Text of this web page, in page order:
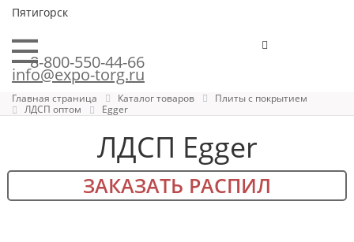
Пятигорск
8-800-550-44-66
info@expo-torg.ru
Главная страница Каталог товаров
Плиты с покрытием
ЛДСП оптом
Egger
ЛДСП Egger
ЗАКАЗАТЬ РАСПИЛ